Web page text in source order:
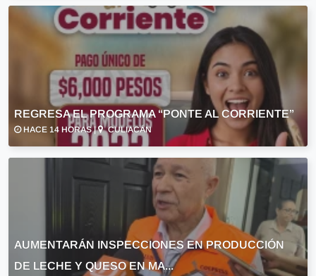
REGRESA EL PROGRAMA “PONTE AL CORRIENTE”
HACE 14 HORAS | CULIACÁN
AUMENTARÁN INSPECCIONES EN PRODUCCIÓN
DE LECHE Y QUESO EN MA...